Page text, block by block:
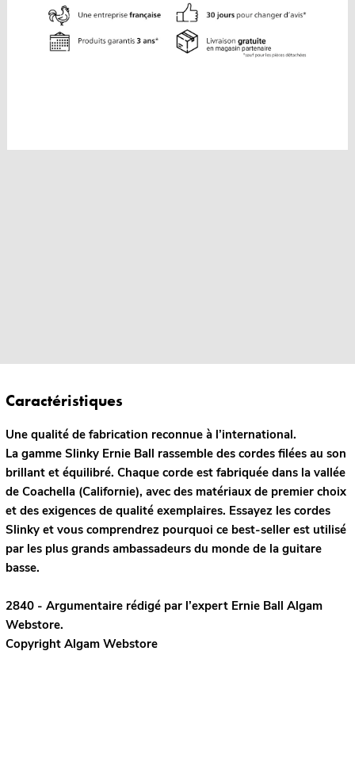
Caractéristiques
Une qualité de fabrication reconnue à l’international.
La gamme Slinky Ernie Ball rassemble des cordes filées au son
brillant et équilibré. Chaque corde est fabriquée dans la vallée
de Coachella (Californie), avec des matériaux de premier choix
et des exigences de qualité exemplaires. Essayez les cordes
Slinky et vous comprendrez pourquoi ce best-seller est utilisé
par les plus grands ambassadeurs du monde de la guitare
basse.
2840 - Argumentaire rédigé par l’expert Ernie Ball Algam
Webstore.
Copyright Algam Webstore